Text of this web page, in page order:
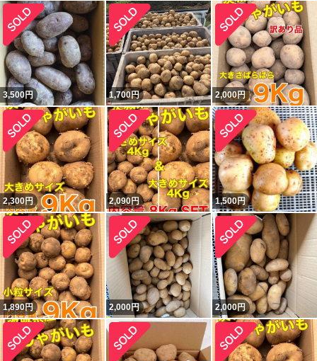
3,500円 1,700円 2,000円
2,300円 2,090円 1,500円
1,890円 2,000円 2,000円